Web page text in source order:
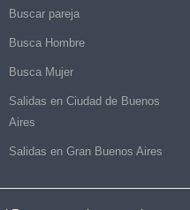
Buscar pareja
Busca Hombre
Busca Mujer
Salidas en Ciudad de Buenos
Aires
Salidas en Gran Buenos Aires